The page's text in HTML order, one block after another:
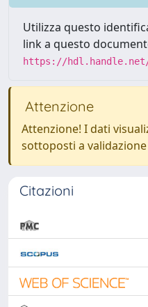
Utilizza questo
link a questo
https://hdl.handle.net/
Attenzione
Attenzione! I dati
sottoposti a
Citazioni